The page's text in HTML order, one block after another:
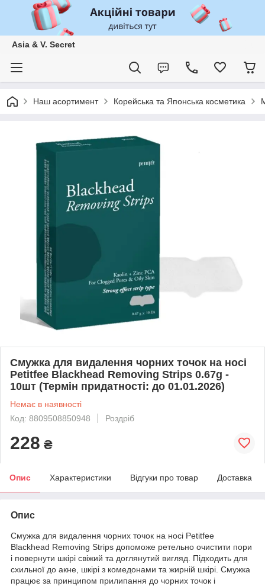
Asia & V. Secret
Наш асортимент Корейська та Японська косметика
Смужка для видалення чорних точок на носі
Petitfee Blackhead Removing Strips 0.67g -
10шт (Термін придатності: до 01.01.2026)
Немає в наявності
Код: 8809508850948
Роздріб
228 ₴
Опис Характеристики Відгуки про товар Доставка
Опис
Смужка для видалення чорних точок на носі Petitfee
Blackhead Removing Strips допоможе ретельно очистити пори
і повернути шкірі свіжий та доглянутий вигляд. Підходить для
схильної до акне, шкірі з комедонами та жирній шкірі. Смужка
працює за принципом прилипання до чорних точок і